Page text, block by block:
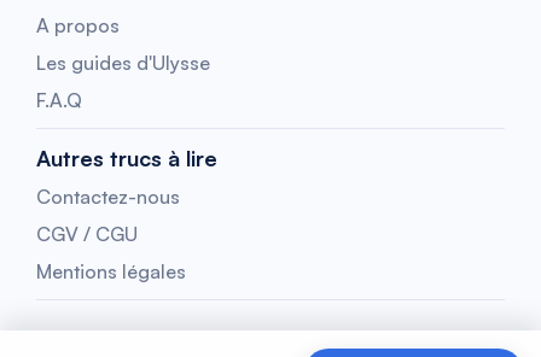
A propos
Les guides d'Ulysse
F.A.Q
Autres trucs à lire
Contactez-nous
CGV / CGU
Mentions légales